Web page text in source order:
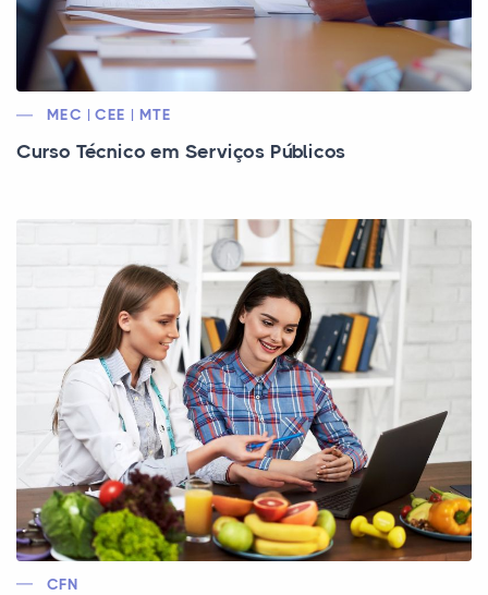
MEC | CEE | MTE
Curso Técnico em Serviços Públicos
CFN